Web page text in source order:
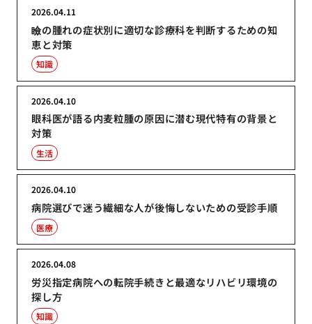
瞼の腫れの症状別に適切な診療科を判断するための知
恵と対策
2026.04.11
知識
眼科医が語る内麦粒腫の原因に潜む現代特有の背景と
対策
2026.04.10
生活
病院選びで迷う繊細な人が後悔しないための受診手順
2026.04.10
医療
労災指定病院への転院手続きと最適なリハビリ環境の
探し方
2026.04.08
知識